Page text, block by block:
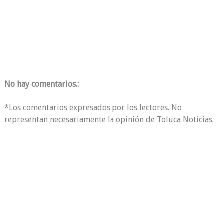
No hay comentarios.:
*Los comentarios expresados por los lectores. No
representan necesariamente la opinión de Toluca Noticias.